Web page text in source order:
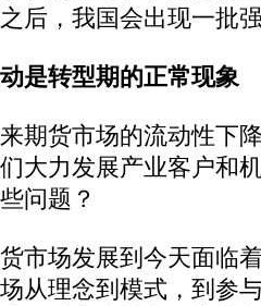
后，我国会出现一批
是转型期的正常现象
货市场的流动性下
大力发展产业客户和
问题？
市场发展到今天面临
从理念到模式，到参